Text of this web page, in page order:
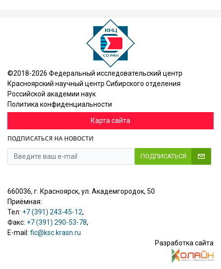
©2018-2026 Федеральный исследовательский центр
Красноярский научный центр Сибирского отделения
Российской академии наук
Политика конфиденциальности
Карта сайта
ПОДПИСАТЬСЯ НА НОВОСТИ
ПОДПИСАТЬСЯ
660036, г. Красноярск, ул. Академгородок, 50
Приёмная:
Тел: +7 (391) 243-45-12,
Факс: +7 (391) 290-53-78,
E-mail: fic@ksc.krasn.ru
Разработка сайта